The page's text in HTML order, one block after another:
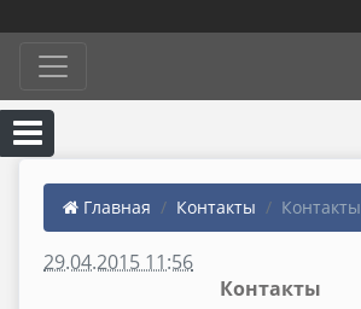
Главная Контакты Контакты
29.04.2015 11:56
Контакты